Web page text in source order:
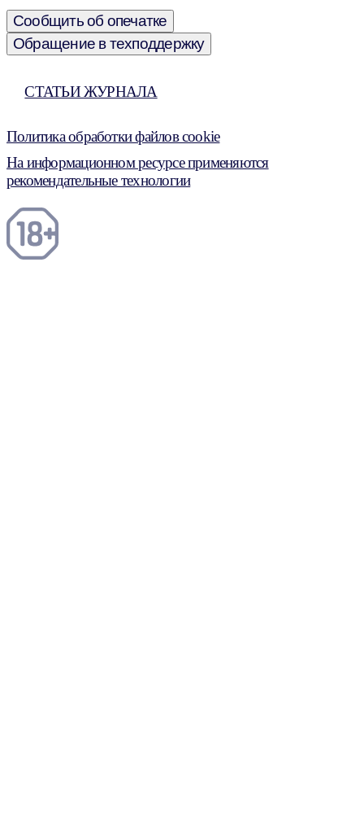
Сообщить об опечатке
Обращение в техподдержку
СТАТЬИ ЖУРНАЛА
Политика обработки файлов cookie
На информационном ресурсе применяются
рекомендательные технологии